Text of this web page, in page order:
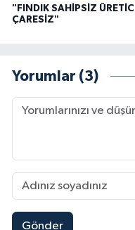
"FINDIK SAHİPSİZ ÜRETİCİ
ÇARESİZ"
Yorumlar (3)
Gönder